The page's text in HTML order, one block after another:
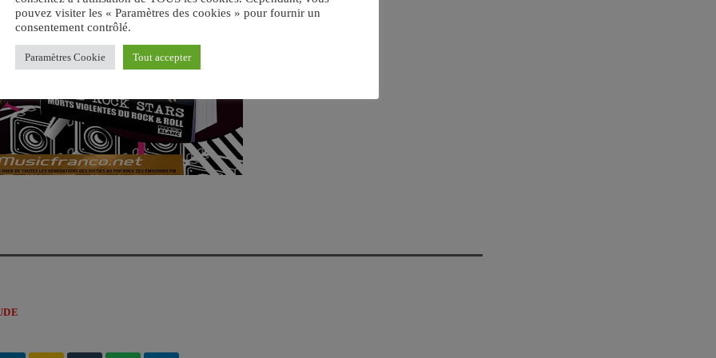
pouvez visiter les « Paramètres des cookies » pour fournir un
consentement contrôlé.
Paramètres Cookie Tout accepter